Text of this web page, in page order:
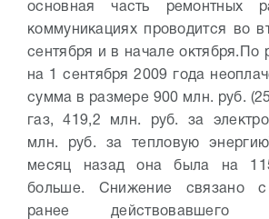
основная часть ремонтных
коммуникациях проводится во
сентября и в начале октября.
По
на 1 сентября 2009 года
сумма в размере 900 млн. руб.
газ, 419,2 млн. руб. за
млн. руб. за тепловую
месяц назад она была на
больше. Снижение связано с
ранее действовавшего